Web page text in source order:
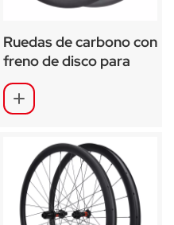
Ruedas de carbono con
freno de disco para
bicicleta de carretera
700C aprobadas por la
UCI SA-RD03